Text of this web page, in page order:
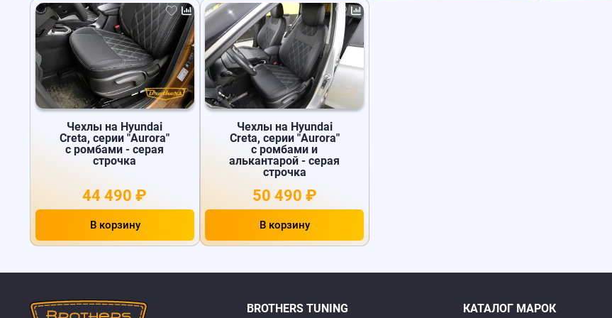
Чехлы на Hyundai
Creta, серии "Aurora"
с ромбами - серая
строчка
44 490 ₽
В корзину
Чехлы на Hyundai
Creta, серии "Aurora"
с ромбами и
алькантарой - серая
строчка
50 490 ₽
В корзину
BROTHERS TUNING КАТАЛОГ МАРОК